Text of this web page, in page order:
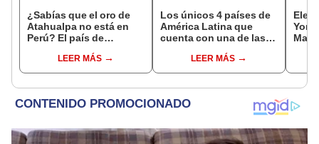
¿Sabías que el oro de
Atahualpa no está en
Perú? El país de
ocultan el tesoro
deseado por españoles
LEER MÁS
Los únicos 4 países de
América Latina que
cuenta con una de las
agua de la Tierra
LEER MÁS
York